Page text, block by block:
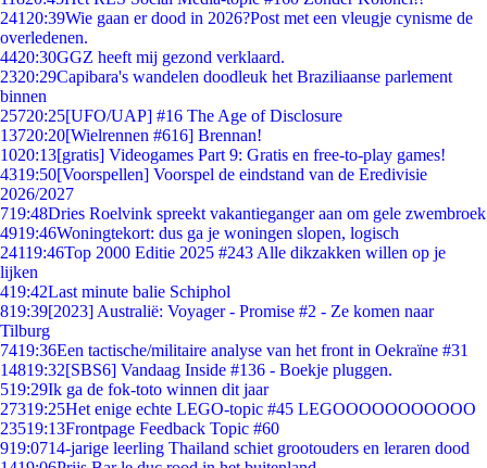
241 20:39Wie gaan er dood in 2026?Post met een vleugje cynisme de
overledenen.
4420:30GGZ heeft mij gezond verklaard.
2320:29Capibara's wandelen doodleuk het Braziliaanse parlement
binnen
25720:25[UFO/UAP] #16 The Age of Disclosure
13720:20[Wielrennen #616] Brennan!
1020:13[gratis] Videogames Part 9: Gratis en free-to-play games!
4319:50[Voorspellen] Voorspel de eindstand van de Eredivisie
2026/2027
719:48Dries Roelvink spreekt vakantieganger aan om gele zwembroek
4919:46Woningtekort: dus ga je woningen slopen, logisch
24119:46Top 2000 Editie 2025 #243 Alle dikzakken willen op je
lijken
419:42Last minute balie Schiphol
819:39[2023] Australië: Voyager - Promise #2 - Ze komen naar
Tilburg
7419:36Een tactische/militaire analyse van het front in Oekraïne #31
14819:32[SBS6] Vandaag Inside #136 - Boekje pluggen.
519:29Ik ga de fok-toto winnen dit jaar
27319:25Het enige echte LEGO-topic #45 LEGOOOOOOOOOOO
23519:13Frontpage Feedback Topic #60
919:0714-jarige leerling Thailand schiet grootouders en leraren dood